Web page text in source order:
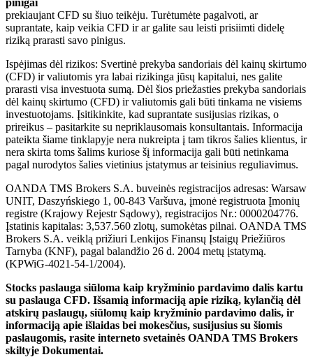
prekiaujant CFD su šiuo teikėju. Turėtumėte pagalvoti, ar
suprantate, kaip veikia CFD ir ar galite sau leisti prisiimti didelę
riziką prarasti savo pinigus.
Ispėjimas dėl rizikos: Svertinė prekyba sandoriais dėl kainų skirtumo
(CFD) ir valiutomis yra labai rizikinga jūsų kapitalui, nes galite
prarasti visa investuota sumą. Dėl šios priežasties prekyba sandoriais
dėl kainų skirtumo (CFD) ir valiutomis gali būti tinkama ne visiems
investuotojams. Įsitikinkite, kad suprantate susijusias rizikas, o
prireikus – pasitarkite su nepriklausomais konsultantais. Informacija
pateikta šiame tinklapyje nera nukreipta į tam tikros šalies klientus, ir
nera skirta toms šalims kuriose šį informacija gali būti netinkama
pagal nurodytos šalies vietinius įstatymus ar teisinius reguliavimus.
OANDA TMS Brokers S.A. buveinės registracijos adresas: Warsaw
UNIT, Daszyńskiego 1, 00-843 Varšuva, įmonė registruota Įmonių
registre (Krajowy Rejestr Sądowy), registracijos Nr.: 0000204776.
Įstatinis kapitalas: 3,537.560 zlotų, sumokėtas pilnai. OANDA TMS
Brokers S.A. veiklą prižiuri Lenkijos Finansų Įstaigų Priežiūros
Tarnyba (KNF), pagal balandžio 26 d. 2004 metų įstatymą.
(KPWiG-4021-54-1/2004).
Stocks paslauga siūloma kaip kryžminio pardavimo dalis kartu
su paslauga CFD. Išsamią informaciją apie riziką, kylančią dėl
atskirų paslaugų, siūlomų kaip kryžminio pardavimo dalis, ir
informaciją apie išlaidas bei mokesčius, susijusius su šiomis
paslaugomis, rasite interneto svetainės OANDA TMS Brokers
skiltyje Dokumentai.